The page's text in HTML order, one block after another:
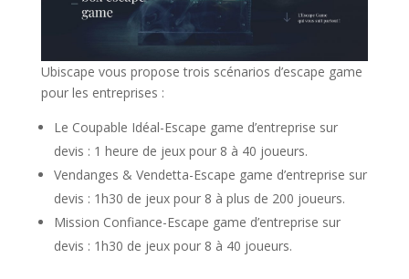
Ubiscape vous propose trois scénarios d’escape game
pour les entreprises :
Le Coupable Idéal-Escape game d’entreprise sur
devis : 1 heure de jeux pour 8 à 40 joueurs.
Vendanges & Vendetta-Escape game d’entreprise sur
devis : 1h30 de jeux pour 8 à plus de 200 joueurs.
Mission Confiance-Escape game d’entreprise sur
devis : 1h30 de jeux pour 8 à 40 joueurs.